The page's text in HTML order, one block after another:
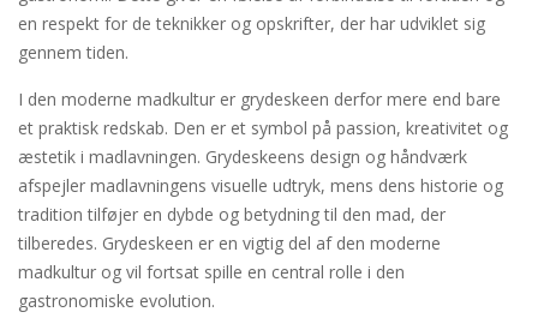
en respekt for de teknikker og opskrifter, der har udviklet sig
gennem tiden.
I den moderne madkultur er grydeskeen derfor mere end bare
et praktisk redskab. Den er et symbol på passion, kreativitet og
æstetik i madlavningen. Grydeskeens design og håndværk
afspejler madlavningens visuelle udtryk, mens dens historie og
tradition tilføjer en dybde og betydning til den mad, der
tilberedes. Grydeskeen er en vigtig del af den moderne
madkultur og vil fortsat spille en central rolle i den
gastronomiske evolution.